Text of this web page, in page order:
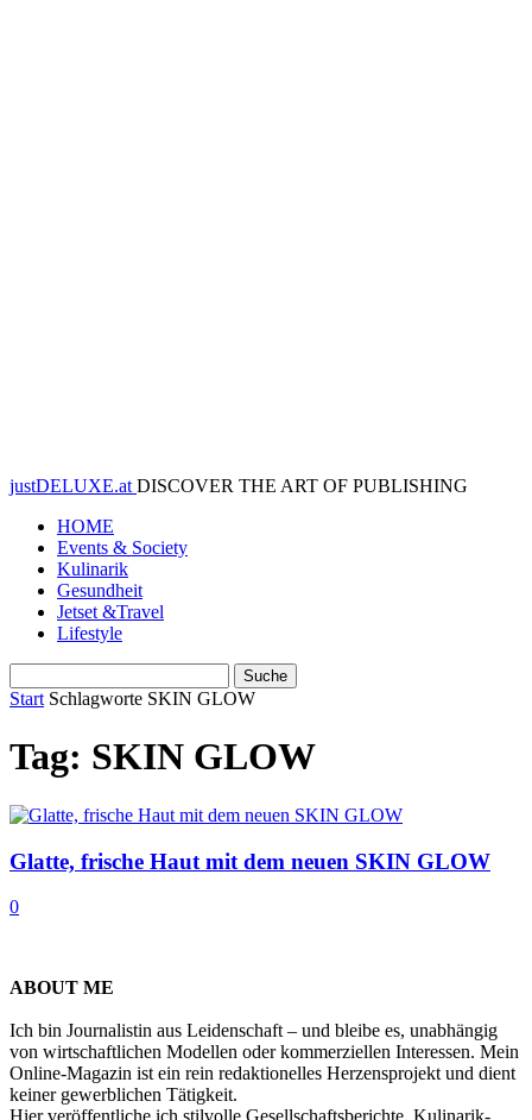
justDELUXE.at DISCOVER THE ART OF PUBLISHING
HOME
Events & Society
Kulinarik
Gesundheit
Jetset &Travel
Lifestyle
Start Schlagworte SKIN GLOW
Tag: SKIN GLOW
Glatte, frische Haut mit dem neuen SKIN GLOW
0
ABOUT ME
Ich bin Journalistin aus Leidenschaft – und bleibe es, unabhängig
von wirtschaftlichen Modellen oder kommerziellen Interessen. Mein
Online-Magazin ist ein rein redaktionelles Herzensprojekt und dient
keiner gewerblichen Tätigkeit.